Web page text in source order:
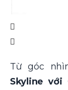
Từ góc
Skyline với